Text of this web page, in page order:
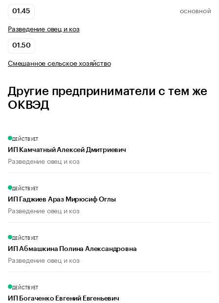
01.45 ОСНОВНОЙ
Разведение овец и коз
01.50
Смешанное сельское хозяйство
Другие предприниматели с тем же
ОКВЭД
ДЕЙСТВУЕТ
ИП Камчатный Алексей Дмитриевич
Разведение овец и коз
ДЕЙСТВУЕТ
ИП Гаджиев Араз Мирюсиф Оглы
Разведение овец и коз
ДЕЙСТВУЕТ
ИП Абмашкина Полина Александровна
Разведение овец и коз
ДЕЙСТВУЕТ
ИП Богаченко Евгений Евгеньевич